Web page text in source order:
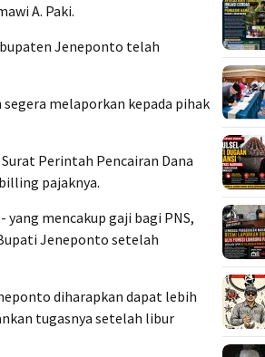
A. Paki.
Jeneponto telah
melaporkan kepada pihak
Perintah Pencairan Dana
pajaknya.
yang mencakup gaji bagi PNS,
Jeneponto setelah
diharapkan dapat lebih
tugasnya setelah libur